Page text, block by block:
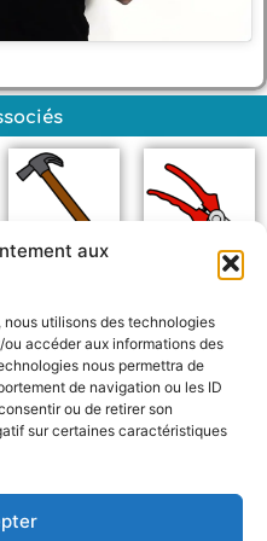
aux
utilisons des technologies
accéder aux informations des
nous permettra de
de navigation ou les ID
ou de retirer son
sur certaines caractéristiques
Sécateur
e
s
a